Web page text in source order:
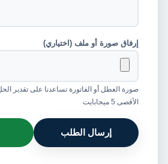
إرفاق صورة أو ملف (اختياري)
صورة العطل أو الفاتورة تساعدنا على تقدير
الأقصى 5 ميجابايت
إرسال الطلب